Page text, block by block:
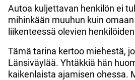
Autoa kuljettavan henkilön ei
mihinkään muuhun kuin
liikenteessä olevien
Tämä tarina kertoo miehestä,
Länsiväylää. Yhtäkkiä hän
kaikenlaista ajamisen ohessa.